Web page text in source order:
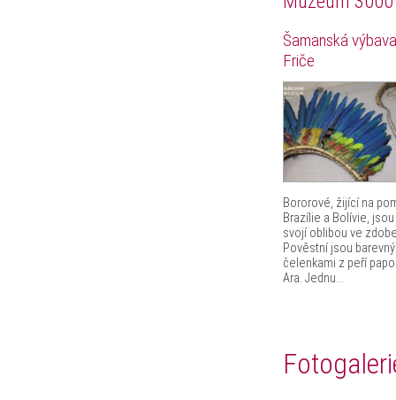
Šamanská
Friče
Bororové, žijící na
Brazílie a Bolívie,
svojí oblibou ve
Pověstní jsou
čelenkami z peří
Ara. Jednu...